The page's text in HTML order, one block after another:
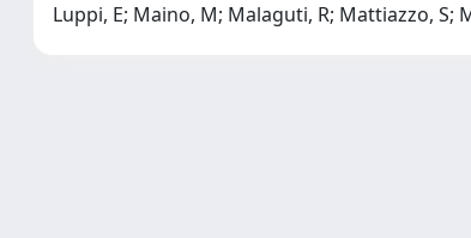
Luppi, E; Maino, M; Malaguti, R; Mattiazzo, S;